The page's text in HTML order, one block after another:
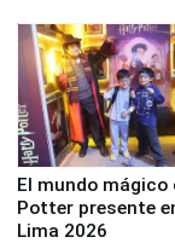
la UGEL 2
El mundo mágico
Potter presente
Lima 2026